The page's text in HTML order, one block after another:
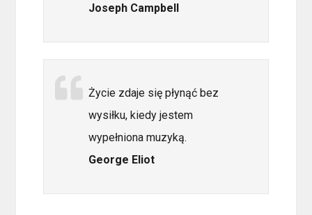
Joseph Campbell
Życie zdaje się płynąć bez
wysiłku, kiedy jestem
wypełniona muzyką.
George Eliot